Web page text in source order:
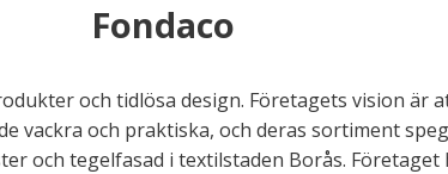
Fondaco
och tidlösa design. Företagets vision är
och praktiska, och deras sortiment
och tegelfasad i textilstaden Borås. Företaget